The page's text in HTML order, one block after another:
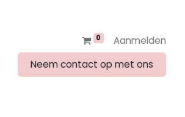
0
Aanmelden
Neem contact op met ons